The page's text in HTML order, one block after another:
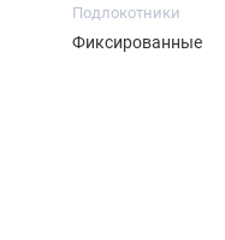
Подлокотники
Фиксированные